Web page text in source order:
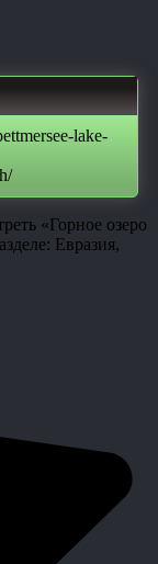
lake-
«Горное озеро
Евразия,